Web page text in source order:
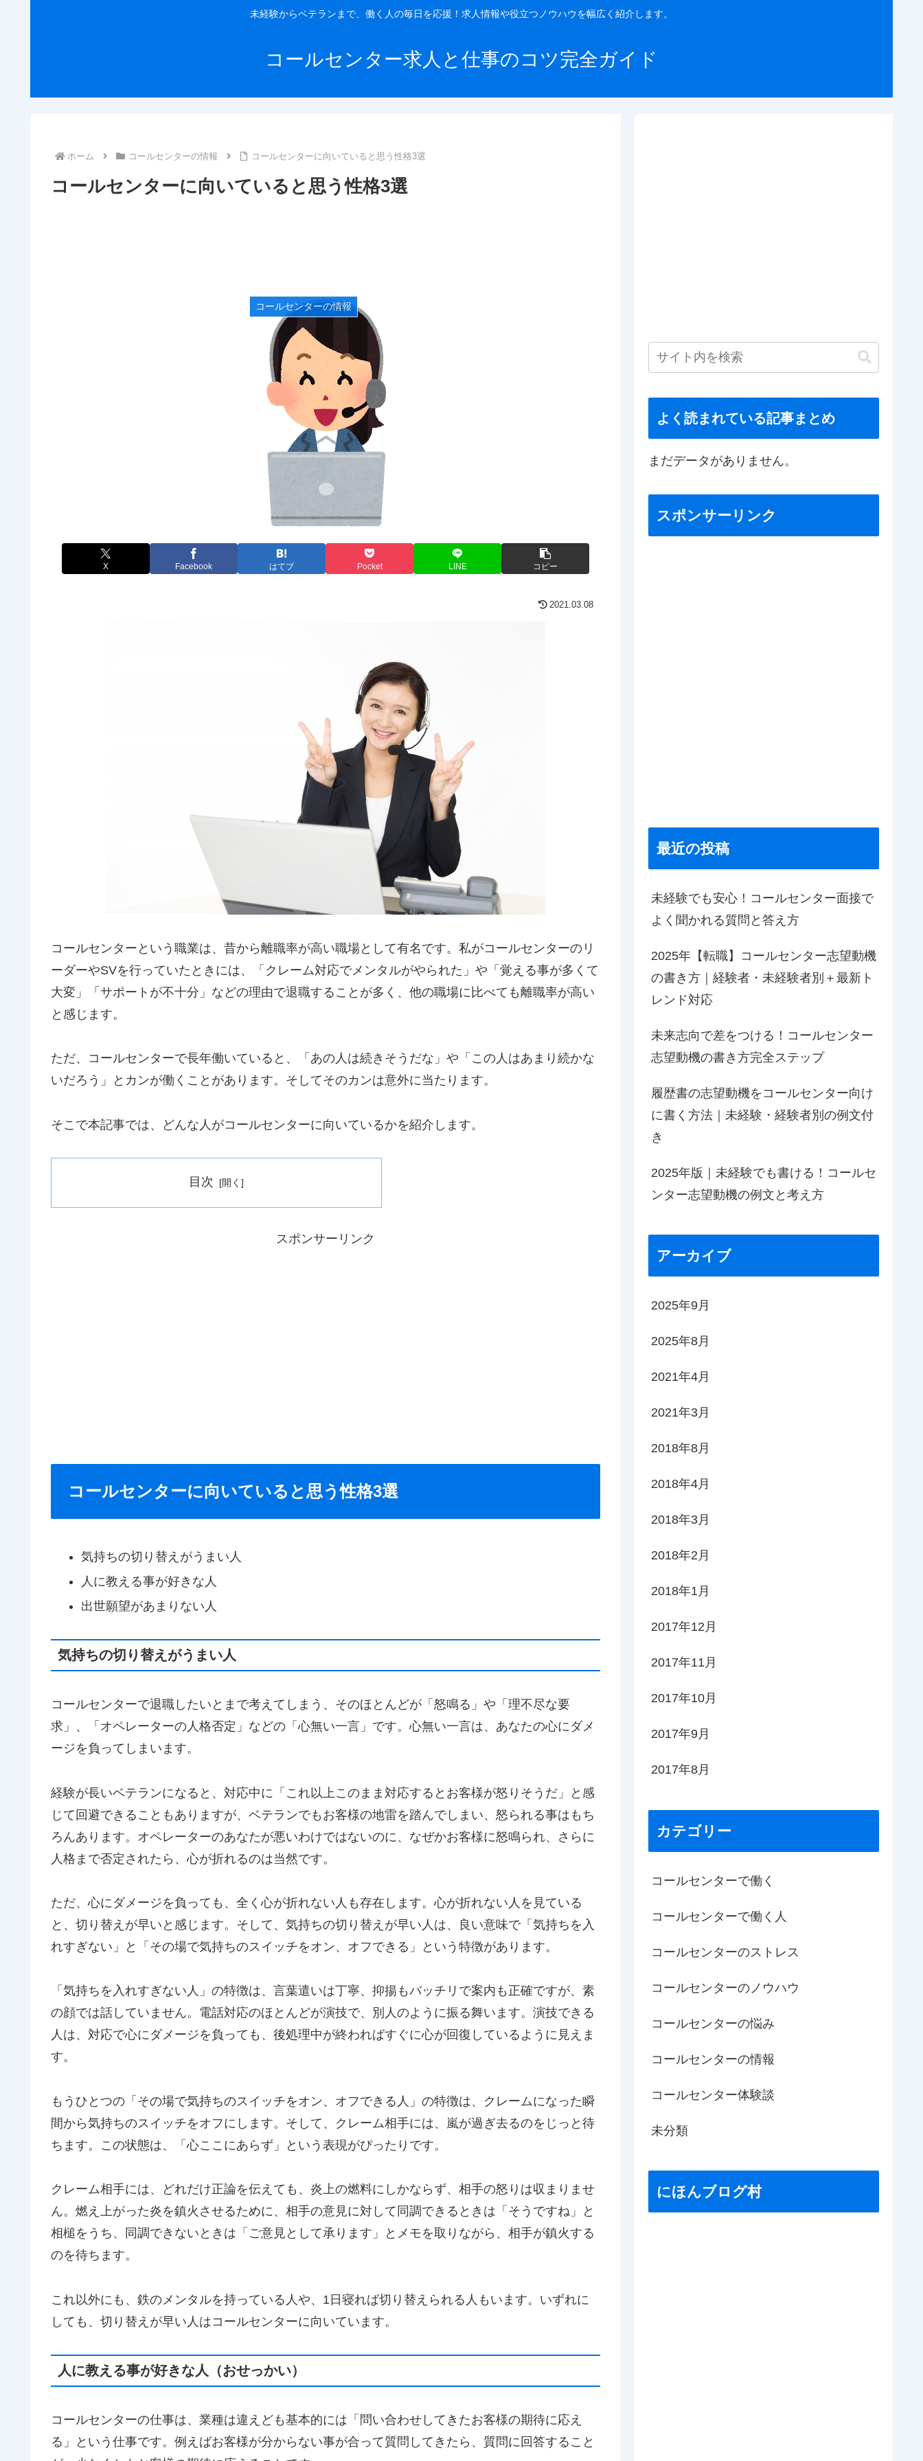
未経験からベテランまで、働く人の毎日を応援！求人情報や役立つノウハウを幅広く紹介します。
コールセンター求人と仕事のコツ完全ガイド
ホーム コールセンターの情報 コールセンターに向いていると思う性格3選
コールセンターに向いていると思う性格3選
コールセンターの情報
X Facebook はてブ Pocket LINE コピー
2021.03.08
コールセンターという職業は、昔から離職率が高い職場として有名です。私がコールセンターのリ
ーダーやSVを行っていたときには、「クレーム対応でメンタルがやられた」や「覚える事が多くて
大変」「サポートが不十分」などの理由で退職することが多く、他の職場に比べても離職率が高い
と感じます。
ただ、コールセンターで長年働いていると、「あの人は続きそうだな」や「この人はあまり続かな
いだろう」とカンが働くことがあります。そしてそのカンは意外に当たります。
そこで本記事では、どんな人がコールセンターに向いているかを紹介します。
目次
スポンサーリンク
コールセンターに向いていると思う性格3選
気持ちの切り替えがうまい人
人に教える事が好きな人
出世願望があまりない人
気持ちの切り替えがうまい人
コールセンターで退職したいとまで考えてしまう、そのほとんどが「怒鳴る」や「理不尽な要
求」、「オペレーターの人格否定」などの「心無い一言」です。心無い一言は、あなたの心にダメ
ージを負ってしまいます。
経験が長いベテランになると、対応中に「これ以上このまま対応するとお客様が怒りそうだ」と感
じて回避できることもありますが、ベテランでもお客様の地雷を踏んでしまい、怒られる事はもち
ろんあります。オペレーターのあなたが悪いわけではないのに、なぜかお客様に怒鳴られ、さらに
人格まで否定されたら、心が折れるのは当然です。
ただ、心にダメージを負っても、全く心が折れない人も存在します。心が折れない人を見ている
と、切り替えが早いと感じます。そして、気持ちの切り替えが早い人は、良い意味で「気持ちを入
れすぎない」と「その場で気持ちのスイッチをオン、オフできる」という特徴があります。
「気持ちを入れすぎない人」の特徴は、言葉遣いは丁寧、抑揚もバッチリで案内も正確ですが、素
の顔では話していません。電話対応のほとんどが演技で、別人のように振る舞います。演技できる
人は、対応で心にダメージを負っても、後処理中が終わればすぐに心が回復しているように見えま
す。
もうひとつの「その場で気持ちのスイッチをオン、オフできる人」の特徴は、クレームになった瞬
間から気持ちのスイッチをオフにします。そして、クレーム相手には、嵐が過ぎ去るのをじっと待
ちます。この状態は、「心ここにあらず」という表現がぴったりです。
クレーム相手には、どれだけ正論を伝えても、炎上の燃料にしかならず、相手の怒りは収まりませ
ん。燃え上がった炎を鎮火させるために、相手の意見に対して同調できるときは「そうですね」と
相槌をうち、同調できないときは「ご意見として承ります」とメモを取りながら、相手が鎮火する
のを待ちます。
これ以外にも、鉄のメンタルを持っている人や、1日寝れば切り替えられる人もいます。いずれに
しても、切り替えが早い人はコールセンターに向いています。
人に教える事が好きな人（おせっかい）
コールセンターの仕事は、業種は違えども基本的には「問い合わせしてきたお客様の期待に応え
る」という仕事です。例えばお客様が分からない事が合って質問してきたら、質問に回答すること
よく読まれている記事まとめ
まだデータがありません。
スポンサーリンク
最近の投稿
未経験でも安心！コールセンター面接で
よく聞かれる質問と答え方
2025年【転職】コールセンター志望動機
の書き方｜経験者・未経験者別＋最新ト
レンド対応
未来志向で差をつける！コールセンター
志望動機の書き方完全ステップ
履歴書の志望動機をコールセンター向け
に書く方法｜未経験・経験者別の例文付
き
2025年版｜未経験でも書ける！コールセ
ンター志望動機の例文と考え方
アーカイブ
2025年9月
2025年8月
2021年4月
2021年3月
2018年8月
2018年4月
2018年3月
2018年2月
2018年1月
2017年12月
2017年11月
2017年10月
2017年9月
2017年8月
カテゴリー
コールセンターで働く
コールセンターで働く人
コールセンターのストレス
コールセンターのノウハウ
コールセンターの悩み
コールセンターの情報
コールセンター体験談
未分類
にほんブログ村